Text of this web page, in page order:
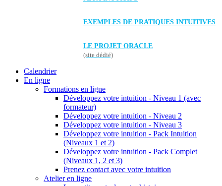
EXEMPLES DE PRATIQUES INTUITIVES
LE PROJET ORACLE
(site dédié)
Calendrier
En ligne
Formations en ligne
Développez votre intuition - Niveau 1 (avec
formateur)
Développez votre intuition - Niveau 2
Développez votre intuition - Niveau 3
Développez votre intuition - Pack Intuition
(Niveaux 1 et 2)
Développez votre intuition - Pack Complet
(Niveaux 1, 2 et 3)
Prenez contact avec votre intuition
Atelier en ligne